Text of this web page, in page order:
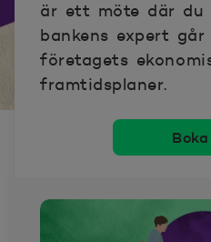
är ett möte där du
bankens expert går
företagets
framtidsplaner.